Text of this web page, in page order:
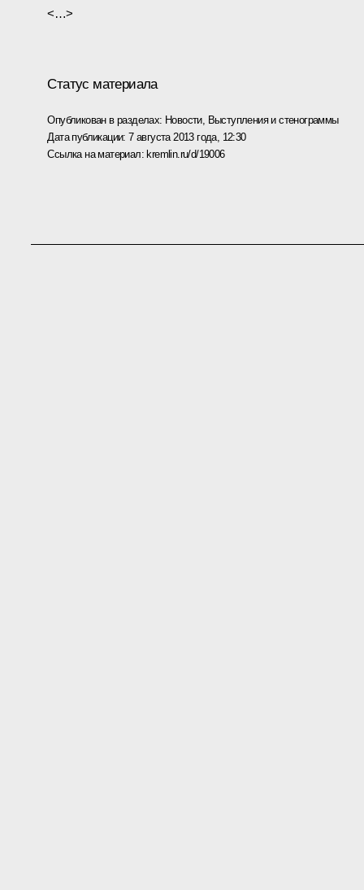
<…>
Статус материала
Опубликован в разделах: Новости, Выступления и стенограммы
Дата публикации:7 августа 2013 года, 12:30
Ссылка на материал: kremlin.ru/d/19006